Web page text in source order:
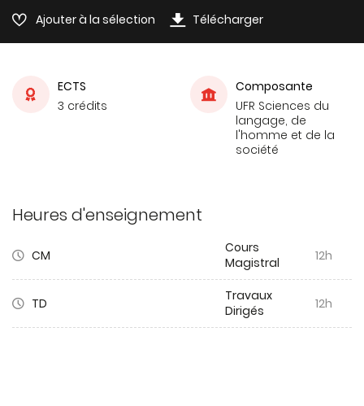
Ajouter à la sélection Télécharger
ECTS
3 crédits
Composante
UFR Sciences du
langage, de
l'homme et de la
société
Heures d'enseignement
CM
Cours
Magistral
12h
TD
Travaux
Dirigés
12h